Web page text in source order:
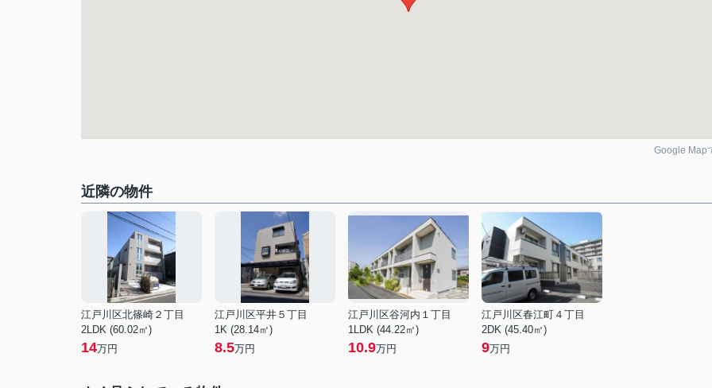
Google Map
近隣の物件
江戸川区北篠崎２丁目
2LDK (60.02㎡)
14万円
江戸川区平井５丁目
1K (28.14㎡)
8.5万円
江戸川区谷河内１丁目
1LDK (44.22㎡)
10.9万円
江戸川区春江町４丁目
2DK (45.40㎡)
9万円